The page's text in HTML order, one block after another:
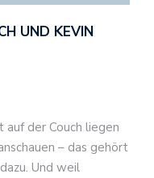
UND KEVIN
der Couch liegen
– das gehört
Und weil